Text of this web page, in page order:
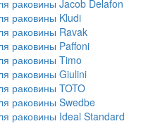
раковины Jacob Delafon
раковины Kludi
раковины Ravak
раковины Paffoni
раковины Timo
раковины Giulini
раковины TOTO
раковины Swedbe
раковины Ideal Standard